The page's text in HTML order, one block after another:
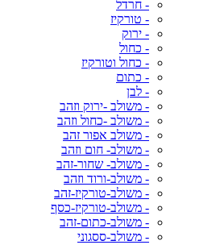
- חרדל
- טורקיז
- ירוק
- כחול
- כחול וטורקיז
- כתום
- לבן
- משולב -ירוק וזהב
- משולב -כחול וזהב
- משולב אפור זהב
- משולב- חום וזהב
- משולב- שחור-זהב
- משולב-ורוד וזהב
- משולב-טורקיז-זהב
- משולב-טורקיז-כסף
- משולב-כתום-זהב
- משולב-ססגוני